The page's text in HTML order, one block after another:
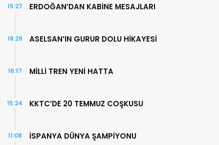
ERDOĞAN’DAN KABİNE MESAJLARI
15:27
ASELSAN’IN GURUR DOLU HİKAYESİ
16:29
MİLLİ TREN YENİ HATTA
16:17
KKTC’DE 20 TEMMUZ COŞKUSU
15:24
İSPANYA DÜNYA ŞAMPİYONU
11:08